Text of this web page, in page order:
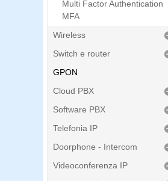
Multi Factor Authentication
MFA
Wireless
Switch e router
GPON
Cloud PBX
Software PBX
Telefonia IP
Doorphone - Intercom
Videoconferenza IP